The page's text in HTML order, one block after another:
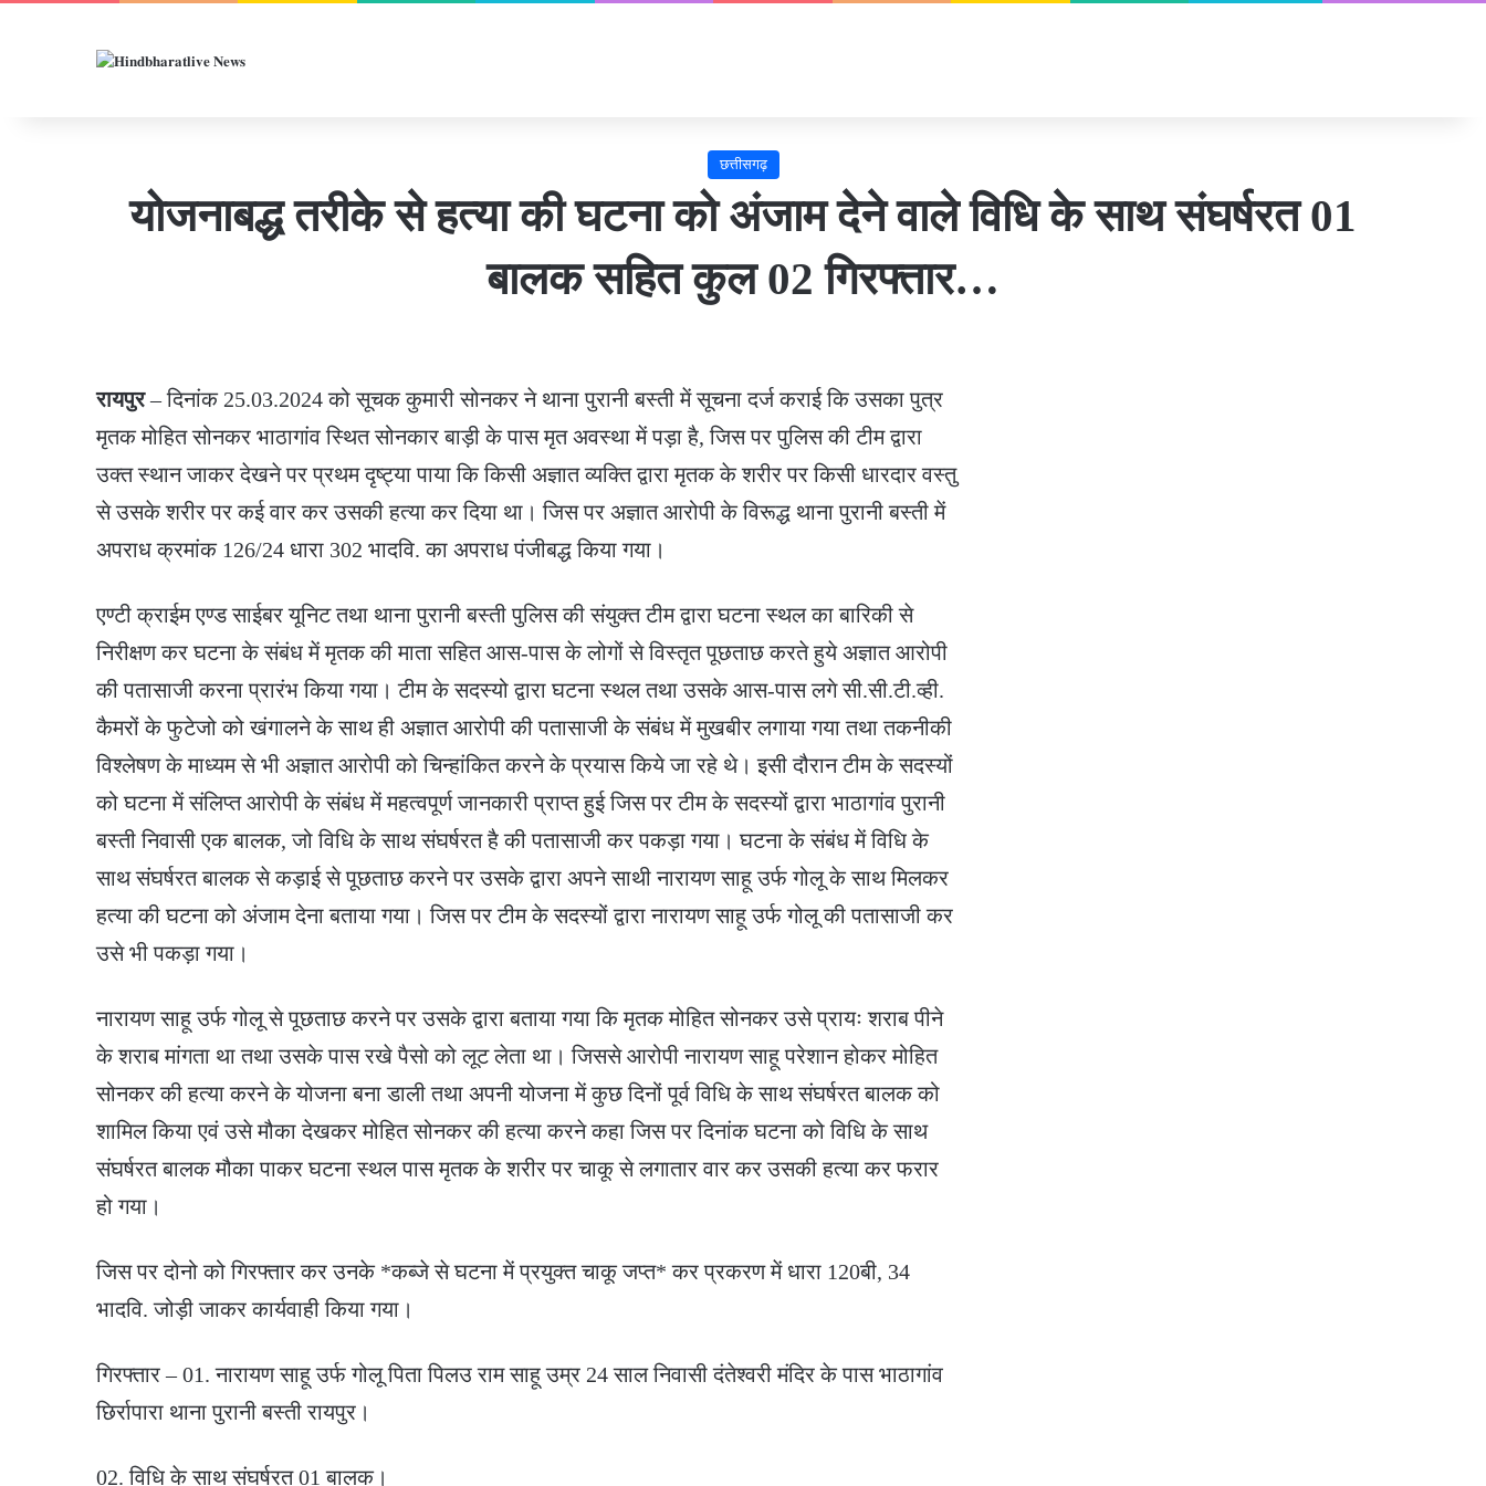
छत्तीसगढ़
योजनाबद्ध तरीके से हत्या की घटना को अंजाम देने वाले विधि के साथ संघर्षरत 01
बालक सहित कुल 02 गिरफ्तार…
रायपुर– दिनांक 25.03.2024 को सूचक कुमारी सोनकर ने थाना पुरानी बस्ती में सूचना दर्ज कराई कि उसका पुत्र
मृतक मोहित सोनकर भाठागांव स्थित सोनकार बाड़ी के पास मृत अवस्था में पड़ा है, जिस पर पुलिस की टीम द्वारा
उक्त स्थान जाकर देखने पर प्रथम दृष्ट्या पाया कि किसी अज्ञात व्यक्ति द्वारा मृतक के शरीर पर किसी धारदार वस्तु
से उसके शरीर पर कई वार कर उसकी हत्या कर दिया था। जिस पर अज्ञात आरोपी के विरूद्ध थाना पुरानी बस्ती में
अपराध क्रमांक 126/24 धारा 302 भादवि. का अपराध पंजीबद्ध किया गया।
एण्टी क्राईम एण्ड साईबर यूनिट तथा थाना पुरानी बस्ती पुलिस की संयुक्त टीम द्वारा घटना स्थल का बारिकी से
निरीक्षण कर घटना के संबंध में मृतक की माता सहित आस-पास के लोगों से विस्तृत पूछताछ करते हुये अज्ञात आरोपी
की पतासाजी करना प्रारंभ किया गया। टीम के सदस्यो द्वारा घटना स्थल तथा उसके आस-पास लगे सी.सी.टी.व्ही.
कैमरों के फुटेजो को खंगालने के साथ ही अज्ञात आरोपी की पतासाजी के संबंध में मुखबीर लगाया गया तथा तकनीकी
विश्लेषण के माध्यम से भी अज्ञात आरोपी को चिन्हांकित करने के प्रयास किये जा रहे थे। इसी दौरान टीम के सदस्यों
को घटना में संलिप्त आरोपी के संबंध में महत्वपूर्ण जानकारी प्राप्त हुई जिस पर टीम के सदस्यों द्वारा भाठागांव पुरानी
बस्ती निवासी एक बालक, जो विधि के साथ संघर्षरत है की पतासाजी कर पकड़ा गया। घटना के संबंध में विधि के
साथ संघर्षरत बालक से कड़ाई से पूछताछ करने पर उसके द्वारा अपने साथी नारायण साहू उर्फ गोलू के साथ मिलकर
हत्या की घटना को अंजाम देना बताया गया। जिस पर टीम के सदस्यों द्वारा नारायण साहू उर्फ गोलू की पतासाजी कर
उसे भी पकड़ा गया।
नारायण साहू उर्फ गोलू से पूछताछ करने पर उसके द्वारा बताया गया कि मृतक मोहित सोनकर उसे प्रायः शराब पीने
के शराब मांगता था तथा उसके पास रखे पैसो को लूट लेता था। जिससे आरोपी नारायण साहू परेशान होकर मोहित
सोनकर की हत्या करने के योजना बना डाली तथा अपनी योजना में कुछ दिनों पूर्व विधि के साथ संघर्षरत बालक को
शामिल किया एवं उसे मौका देखकर मोहित सोनकर की हत्या करने कहा जिस पर दिनांक घटना को विधि के साथ
संघर्षरत बालक मौका पाकर घटना स्थल पास मृतक के शरीर पर चाकू से लगातार वार कर उसकी हत्या कर फरार
हो गया।
जिस पर दोनो को गिरफ्तार कर उनके *कब्जे से घटना में प्रयुक्त चाकू जप्त* कर प्रकरण में धारा 120बी, 34
भादवि. जोड़ी जाकर कार्यवाही किया गया।
गिरफ्तार – 01. नारायण साहू उर्फ गोलू पिता पिलउ राम साहू उम्र 24 साल निवासी दंतेश्वरी मंदिर के पास भाठागांव
छिर्रापारा थाना पुरानी बस्ती रायपुर।
02. विधि के साथ संघर्षरत 01 बालक।